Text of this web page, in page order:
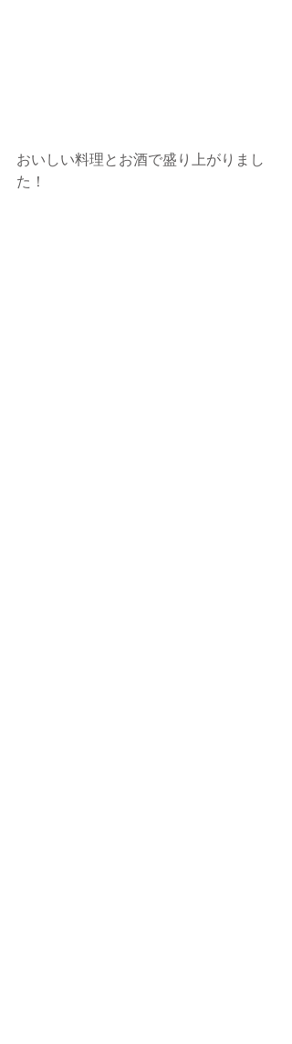
おいしい料理とお酒で盛り上がりまし
た！